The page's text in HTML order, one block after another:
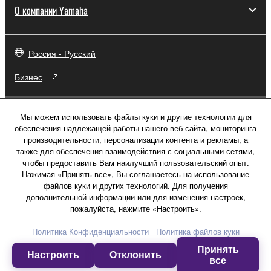
О компании Yamaha
Россия - Русский
Бизнес
Мы можем использовать файлы куки и другие технологии для
обеспечения надлежащей работы нашего веб-сайта, мониторинга
производительности, персонализации контента и рекламы, а
также для обеспечения взаимодействия с социальными сетями,
чтобы предоставить Вам наилучший пользовательский опыт.
Нажимая «Принять все», Вы соглашаетесь на использование
файлов куки и других технологий. Для получения
дополнительной информации или для изменения настроек,
пожалуйста, нажмите «Настроить».
Политика Конфиденциальности
Политика файлов куки
Настроить Отклонить
Принять
все
Свяжитесь с намиУсловия использования
Политика конфиденциальности
Политика в отношении файлов куки